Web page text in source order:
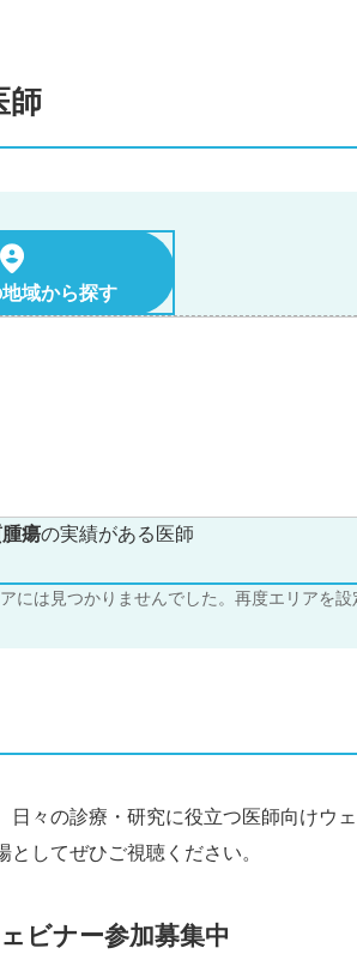
師
域から探す
瘍の実績がある医師
には見つかりませんでした。再度エリアを
日々の診療・研究に役立つ医師向けウ
してぜひご視聴ください。
ビナー参加募集中